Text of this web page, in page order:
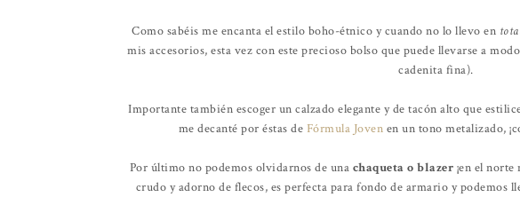
Como sabéis me encanta el estilo boho-étnico y cuando no lo llevo en
mis accesorios, esta vez con este precioso bolso que puede llevarse a
cadenita fina).
Importante también escoger un calzado elegante y de tacón alto que
me decanté por éstas de Fórmula Joven en un tono metalizado,
Por último no podemos olvidarnos de una chaqueta o blazer ¡en el
crudo y adorno de flecos, es perfecta para fondo de armario y podemos